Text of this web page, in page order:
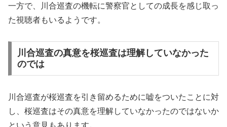
一方で、川合巡査の機転に警察官としての成長を感じ取っ
た視聴者もいるようです。
川合巡査の真意を桜巡査は理解していなかった
のでは
川合巡査が桜巡査を引き留めるために嘘をついたことに対
し、桜巡査はその真意を理解していなかったのではないか